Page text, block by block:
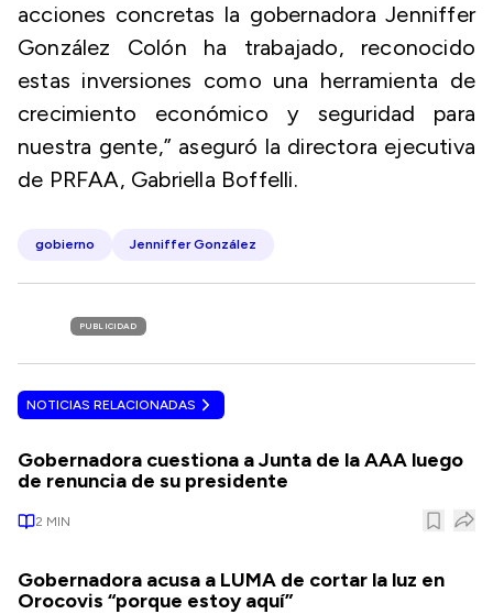
acciones concretas la gobernadora Jenniffer
González Colón ha trabajado, reconocido
estas inversiones como una herramienta de
crecimiento económico y seguridad para
nuestra gente,” aseguró la directora ejecutiva
de PRFAA, Gabriella Boffelli.
gobierno Jenniffer González
PUBLICIDAD
NOTICIAS RELACIONADAS
Gobernadora cuestiona a Junta de la AAA luego
de renuncia de su presidente
2 MIN
Gobernadora acusa a LUMA de cortar la luz en
Orocovis “porque estoy aquí”